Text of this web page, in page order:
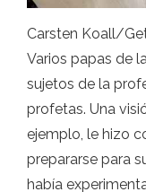
Carsten Koall/
Varios papas de
sujetos de la
profetas. Una
ejemplo, le hizo
prepararse para
había